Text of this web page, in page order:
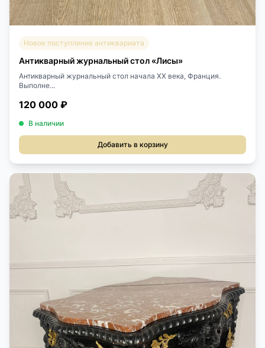
Новое поступление антиквариата
Антикварный журнальный стол «Лисы»
Антикварный журнальный стол начала XX века, Франция.
Выполне...
120 000 ₽
В наличии
Добавить в корзину